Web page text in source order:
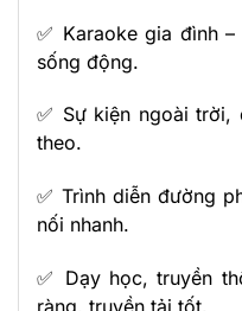
✅ Karaoke gia đình
sống động.
✅ Sự kiện ngoài trời,
theo.
✅ Trình diễn đường
nối nhanh.
✅ Dạy học, truyền
ràng, truyền tải tốt.